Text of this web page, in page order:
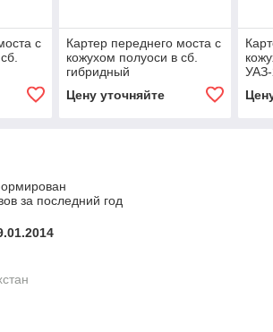
с
Картер переднего моста с
кожухом полуоси в сб.
гибридный
Цену уточняйте
за последний год